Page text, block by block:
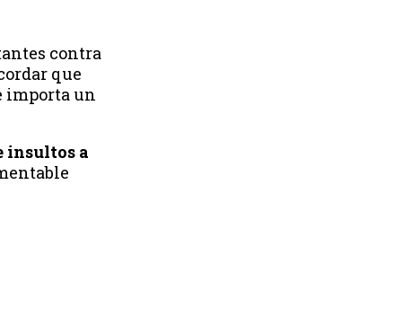
contra
que
importa un
insultos a